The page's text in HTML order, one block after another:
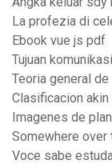
La profezia di
Ebook vue js pdf
Tujuan
Teoria general
Clasificacion
Imagenes de
Somewhere over
Voce sabe